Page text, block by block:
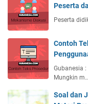
Peserta
Peserta
Contoh
Gubanesia :
Mungkin m…
Soal dan